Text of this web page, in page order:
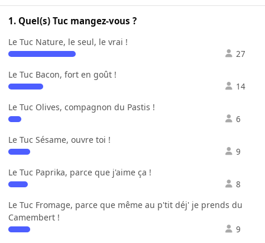
1. Quel(s) Tuc mangez-vous ?
Le Tuc Nature, le seul, le vrai !
27
Le Tuc Bacon, fort en goût !
14
Le Tuc Olives, compagnon du Pastis !
6
Le Tuc Sésame, ouvre toi !
9
Le Tuc Paprika, parce que j'aime ça !
8
Le Tuc Fromage, parce que même au p'tit déj' je prends du
Camembert !
9